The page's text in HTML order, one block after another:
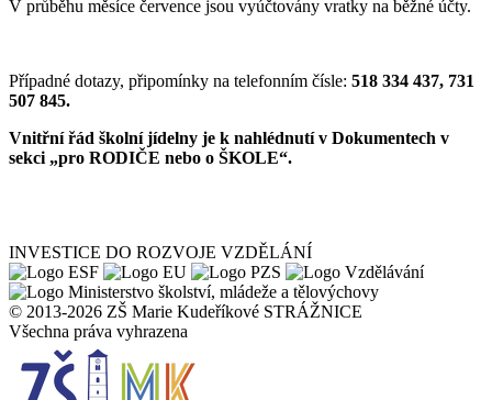
V průběhu měsíce července jsou vyúčtovány vratky na běžné účty.
Případné dotazy, připomínky na telefonním čísle: 518 334 437, 731
507 845.
Vnitřní řád školní jídelny je k nahlédnutí v Dokumentech v
sekci „pro RODIČE nebo o ŠKOLE“.
INVESTICE DO ROZVOJE VZDĚLÁNÍ
© 2013-2026 ZŠ Marie Kudeříkové STRÁŽNICE
Všechna práva vyhrazena